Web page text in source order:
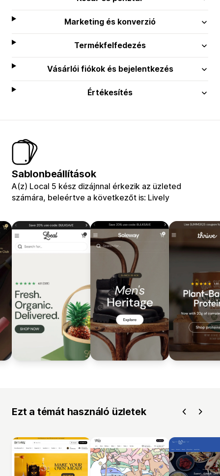
Marketing és konverzió
Termékfelfedezés
Vásárlói fiókok és bejelentkezés
Értékesítés
Sablonbeállítások
A(z) Local 5 kész dizájnnal érkezik az üzleted
számára, beleértve a következőt is: Lively
Ezt a témát használó üzletek